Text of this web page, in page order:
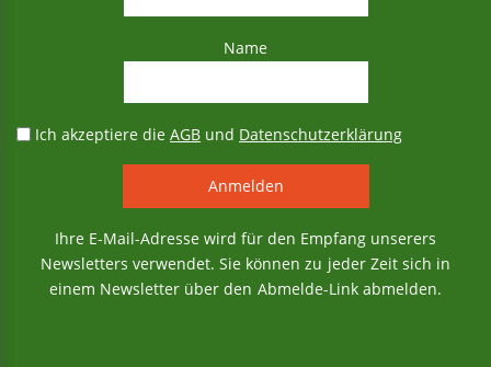
Name
Ich akzeptiere dieAGB und Datenschutzerklärung
Ihre E-Mail-Adresse wird für den Empfang unserers
Newsletters verwendet. Sie können zu jeder Zeit sich in
einem Newsletter über den Abmelde-Link abmelden.